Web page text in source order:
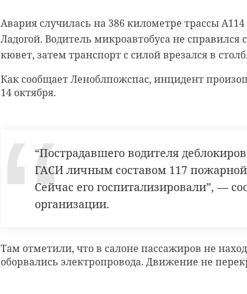
Авария случилась на 386 километре трассы
Ладогой. Водитель микроавтобуса не справился
кювет, затем транспорт с силой врезался в столб.
Как сообщает Леноблпожспас, инцидент
14 октября.
“Пострадавшего водителя
ГАСИ личным составом 117
Сейчас его госпитализировали”, —
организации.
Там отметили, что в салоне пассажиров не
оборвались электропровода. Движение не
Злостные мошенники обманом уговорили 87-
приложение “Вебкей”, после чего списали 480
Житель города Гатчина написал заявление в
его словам, в пятницу, 13 октября, ему позвонил
Сотрудники полиции по Кингисеппскому
по статье о мошенничестве. Виновным грозит
свободы.
гатчинский район банковское